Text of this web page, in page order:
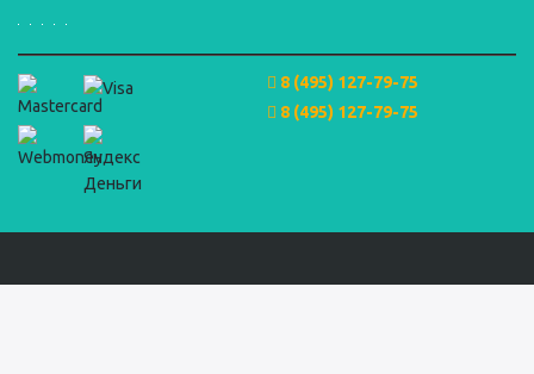
8 (495) 127-79-75
8 (495) 127-79-75